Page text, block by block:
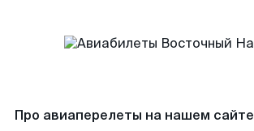
Про авиаперелеты на нашем сайте